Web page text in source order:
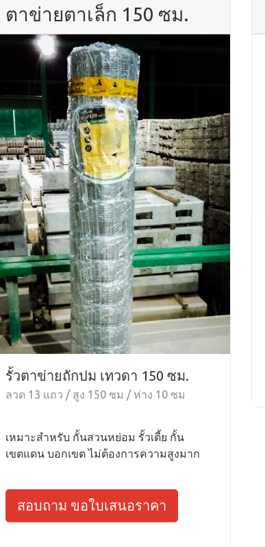
ตาข่ายตาเล็ก 150 ซม.
รั้วตาข่ายถักปม เทวดา 150 ซม.
ลวด 13 แถว / สูง 150 ซม / ห่าง 10 ซม
เหมาะสำหรับ กั้นสวนหย่อม รั้วเตี้ย กั้น
เขตแดน บอกเขต ไม่ต้องการความสูงมาก
สอบถาม ขอใบเสนอราคา